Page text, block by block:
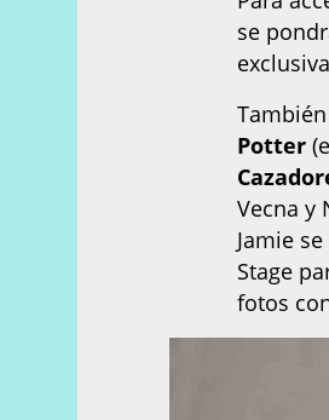
se
Potter
Vecna y
Jamie
Stage
fotos